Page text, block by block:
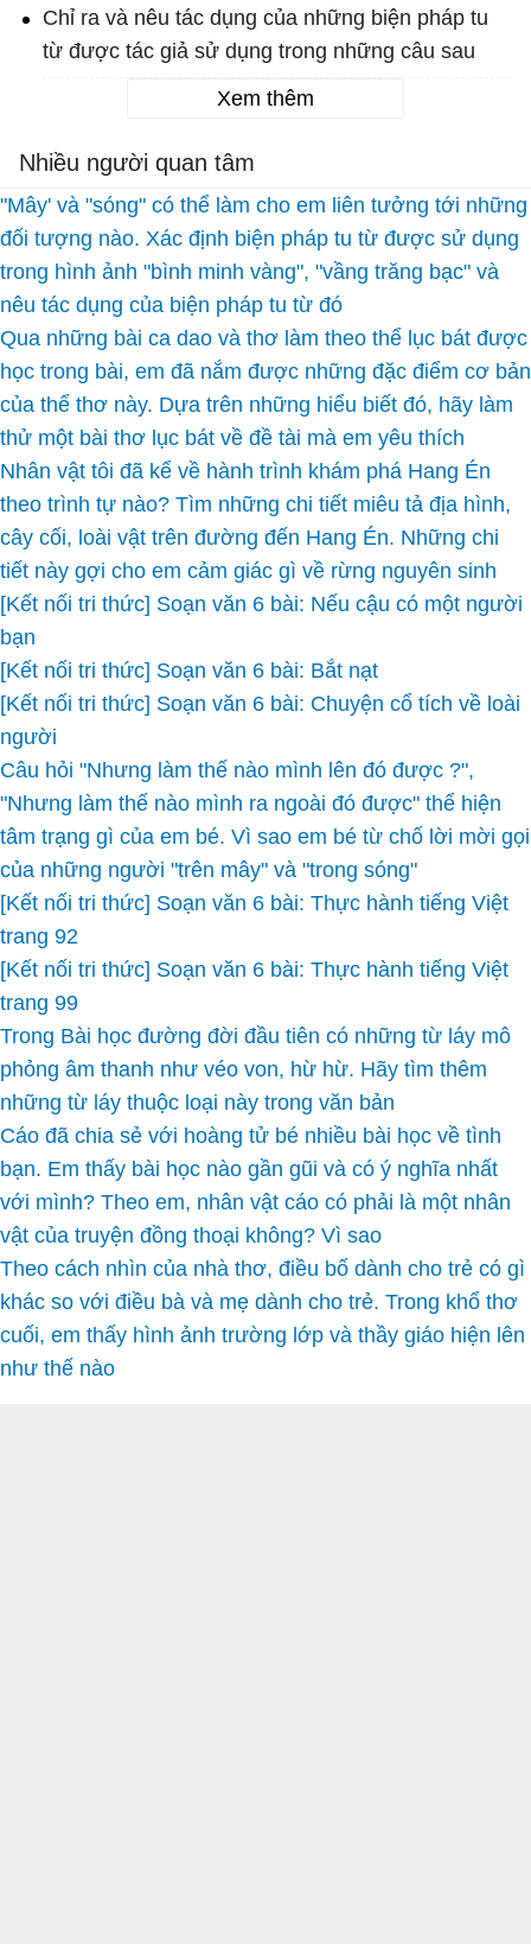
Chỉ ra và nêu tác dụng của những biện pháp tu
từ được tác giả sử dụng trong những câu sau
Xem thêm
Nhiều người quan tâm
"Mây' và "sóng" có thể làm cho em liên tưởng tới những
đối tượng nào. Xác định biện pháp tu từ được sử dụng
trong hình ảnh "bình minh vàng", "vầng trăng bạc" và
nêu tác dụng của biện pháp tu từ đó
Qua những bài ca dao và thơ làm theo thể lục bát được
học trong bài, em đã nắm được những đặc điểm cơ bản
của thể thơ này. Dựa trên những hiểu biết đó, hãy làm
thử một bài thơ lục bát về đề tài mà em yêu thích
Nhân vật tôi đã kể về hành trình khám phá Hang Én
theo trình tự nào? Tìm những chi tiết miêu tả địa hình,
cây cối, loài vật trên đường đến Hang Én. Những chi
tiết này gợi cho em cảm giác gì về rừng nguyên sinh
[Kết nối tri thức] Soạn văn 6 bài: Nếu cậu có một người
bạn
[Kết nối tri thức] Soạn văn 6 bài: Bắt nạt
[Kết nối tri thức] Soạn văn 6 bài: Chuyện cổ tích về loài
người
Câu hỏi "Nhưng làm thế nào mình lên đó được ?",
"Nhưng làm thế nào mình ra ngoài đó được" thể hiện
tâm trạng gì của em bé. Vì sao em bé từ chố lời mời gọi
của những người "trên mây" và "trong sóng"
[Kết nối tri thức] Soạn văn 6 bài: Thực hành tiếng Việt
trang 92
[Kết nối tri thức] Soạn văn 6 bài: Thực hành tiếng Việt
trang 99
Trong Bài học đường đời đầu tiên có những từ láy mô
phỏng âm thanh như véo von, hừ hừ. Hãy tìm thêm
những từ láy thuộc loại này trong văn bản
Cáo đã chia sẻ với hoàng tử bé nhiều bài học về tình
bạn. Em thấy bài học nào gần gũi và có ý nghĩa nhất
với mình? Theo em, nhân vật cáo có phải là một nhân
vật của truyện đồng thoại không? Vì sao
Theo cách nhìn của nhà thơ, điều bố dành cho trẻ có gì
khác so với điều bà và mẹ dành cho trẻ. Trong khổ thơ
cuối, em thấy hình ảnh trường lớp và thầy giáo hiện lên
như thế nào